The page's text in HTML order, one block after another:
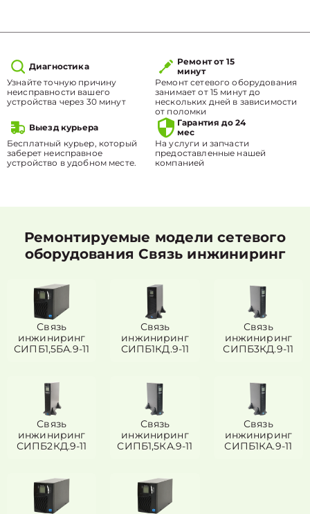
Диагностика
Узнайте точную причину
неисправности вашего
устройства через 30 минут
Ремонт от 15
минут
Ремонт сетевого оборудования
занимает от 15 минут до
нескольких дней в зависимости
от поломки
Выезд курьера
Бесплатный курьер, который
заберет неисправное
устройство в удобном месте.
Гарантия до 24
мес
На услуги и запчасти
предоставленные нашей
компанией
Ремонтируемые модели сетевого
оборудования Связь инжиниринг
Связь
инжиниринг
СИПБ1,5БА.9-11
Связь
инжиниринг
СИПБ1КД.9-11
Связь
инжиниринг
СИПБ3КД.9-11
Связь
инжиниринг
СИПБ2КД.9-11
Связь
инжиниринг
СИПБ1,5КА.9-11
Связь
инжиниринг
СИПБ1КА.9-11